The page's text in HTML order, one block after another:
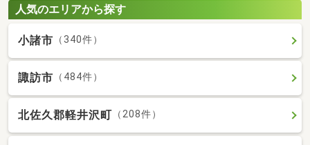
人気のエリアから探す
小諸市 （340件）
諏訪市 （484件）
北佐久郡軽井沢町 （208件）